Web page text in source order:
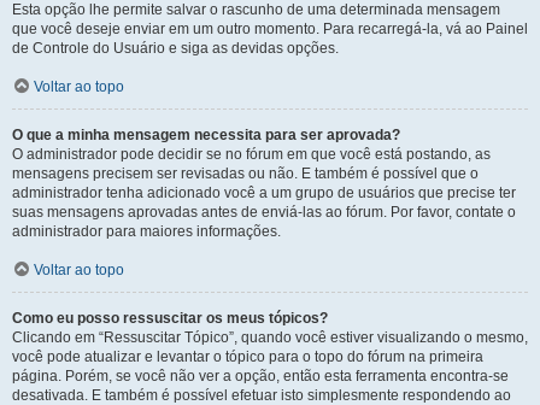
Esta opção lhe permite salvar o rascunho de uma determinada mensagem
que você deseje enviar em um outro momento. Para recarregá-la, vá ao Painel
de Controle do Usuário e siga as devidas opções.
Voltar ao topo
O que a minha mensagem necessita para ser aprovada?
O administrador pode decidir se no fórum em que você está postando, as
mensagens precisem ser revisadas ou não. E também é possível que o
administrador tenha adicionado você a um grupo de usuários que precise ter
suas mensagens aprovadas antes de enviá-las ao fórum. Por favor, contate o
administrador para maiores informações.
Voltar ao topo
Como eu posso ressuscitar os meus tópicos?
Clicando em “Ressuscitar Tópico”, quando você estiver visualizando o mesmo,
você pode atualizar e levantar o tópico para o topo do fórum na primeira
página. Porém, se você não ver a opção, então esta ferramenta encontra-se
desativada. E também é possível efetuar isto simplesmente respondendo ao